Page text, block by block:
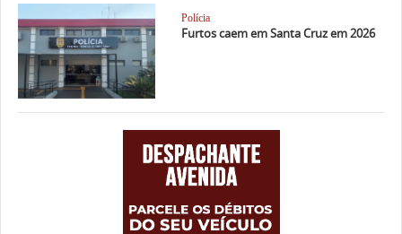
Polícia
Furtos caem em Santa Cruz em 2026